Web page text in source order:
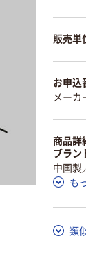
販売単
お申込
メーカ
商品詳
ブラン
中国製
も
類